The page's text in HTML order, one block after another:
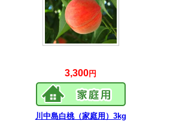
3,300円
川中島白桃（家庭用）3kg